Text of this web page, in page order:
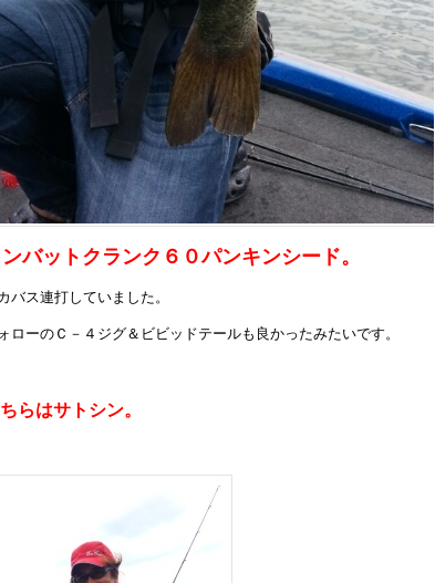
バットクランク６０パンキンシード。
バス連打していました。
ローのＣ－４ジグ＆ビビッドテールも良かったみたいです。
らはサトシン。